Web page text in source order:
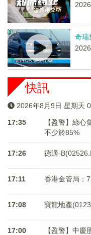
奇瑞
快訊
2026年8月9日 星期天
17:35
【盈警】綠
不少於85%
17:26 德適-
17:11 香港金管局：
17:08 寶龍地產
17:00
【盈警】中